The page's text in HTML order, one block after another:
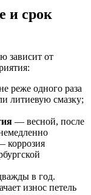
и срок
зависит от
реже одного раза
литиевую смазку;
— весной, после
коррозия
в год.
износ петель